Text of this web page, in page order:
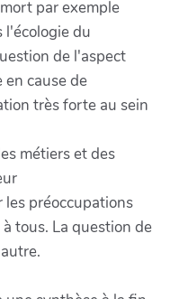
par exemple
l'écologie du
de l'aspect
en cause de
très forte au sein
métiers et des
les préoccupations
tous. La question de